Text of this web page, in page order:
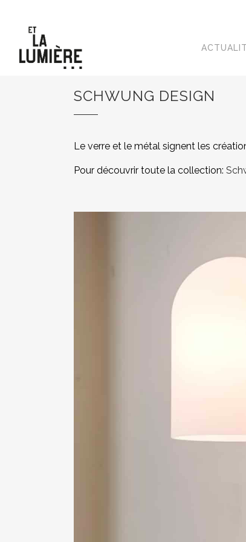
SCHWUNG DESIGN
Le verre et le métal signent les
Pour découvrir toute la collection: